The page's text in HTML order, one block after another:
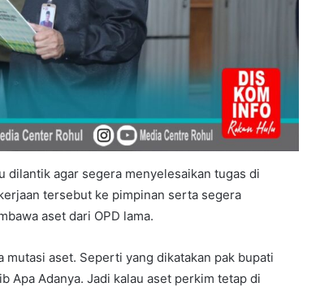
dilantik agar segera menyelesaikan tugas di
tersebut ke pimpinan serta segera
aset dari OPD lama.
mutasi aset. Seperti yang dikatakan pak bupati
Apa Adanya. Jadi kalau aset perkim tetap di